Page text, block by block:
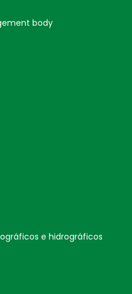
body
e hidrográficos